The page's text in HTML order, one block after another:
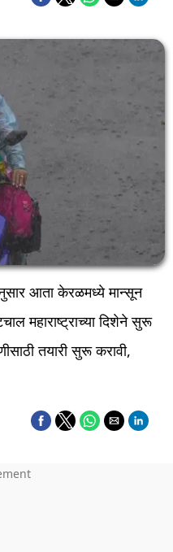
आता केरळमध्ये मान्सून
महाराष्ट्राच्या दिशेने सुरू
तयारी सुरू करावी,